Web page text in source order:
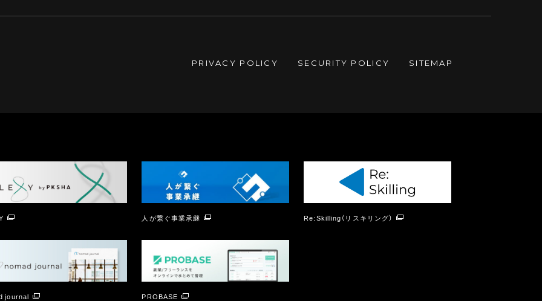
PRIVACY POLICY SECURITY POLICY SITEMAP
人が繋ぐ事業承継 Re:Skilling（リスキリング）
journal PROBASE